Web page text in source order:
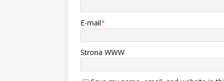
E-mail*
Strona WWW